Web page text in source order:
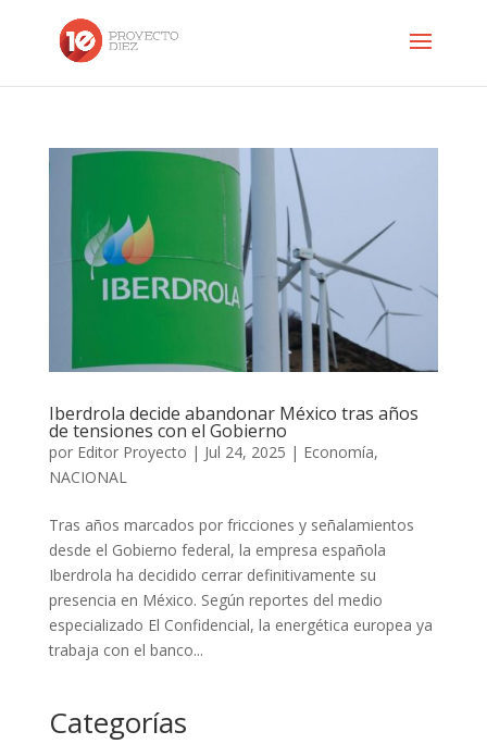
Iberdrola decide abandonar México tras años
de tensiones con el Gobierno
por Editor Proyecto | Jul 24, 2025 | Economía,
NACIONAL
Tras años marcados por fricciones y señalamientos
desde el Gobierno federal, la empresa española
Iberdrola ha decidido cerrar definitivamente su
presencia en México. Según reportes del medio
especializado El Confidencial, la energética europea ya
trabaja con el banco...
Categorías